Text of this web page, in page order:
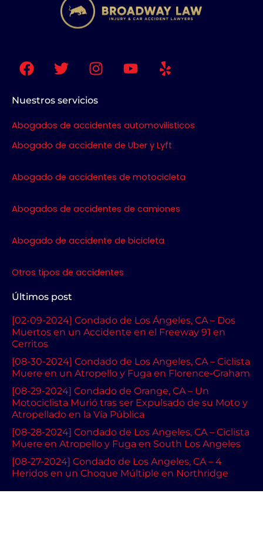
F
a
e
b
o
o
T
w
t
t
e
r
I
n
t
a
g
r
m
Y
o
u
b
e
Y
e
Nuestros servicios
Abogados de accidentes automovilisticos
Abogado de accidente de Uber y Lyft
Abogado de accidentes de motocicleta
Abogados de accidentes de camiones
Abogado de accidente de bicicleta
Otros tipos de accidentes
Últimos post
[02-09-2024] Condado de Los Ángeles, CA – Dos
Muertos en un Accidente en el Freeway 91 en
Cerritos
[08-30-2024] Condado de Los Angeles, CA – Ciclista
Muere en un Atropello y Fuga en Florence-Graham
[08-29-2024] Condado de Orange, CA – Un
Motociclista Murió tras ser Expulsado de su Moto y
Atropellado en la Vía Pública
[08-28-2024] Condado de Los Angeles, CA – Ciclista
Muere en Atropello y Fuga en South Los Angeles
[08-27-2024] Condado de Los Angeles, CA – 4
Heridos en un Choque Múltiple en Northridge